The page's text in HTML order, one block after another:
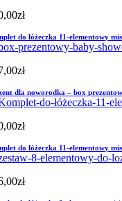
zł
do łóżeczka 11-elementowy
zł
dla noworodka – box
zł
do łóżeczka 11-elementowy
zł